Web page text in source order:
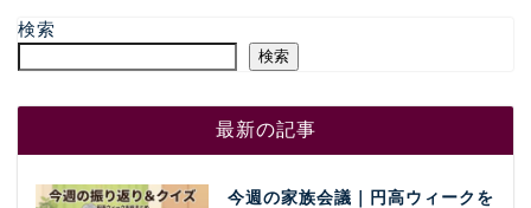
検索
検索
最新の記事
今週の家族会議｜円高ウィークを